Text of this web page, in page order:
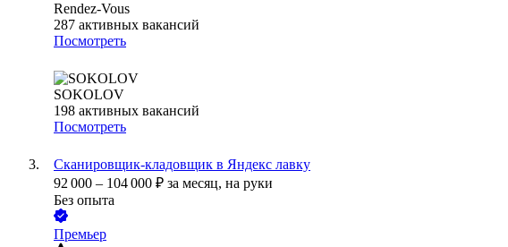
Rendez-Vous
287 активных вакансий
Посмотреть
SOKOLOV
198 активных вакансий
Посмотреть
Сканировщик-кладовщик в Яндекс лавку
92 000 – 104 000 ₽ за месяц, на руки
Без опыта
Премьер